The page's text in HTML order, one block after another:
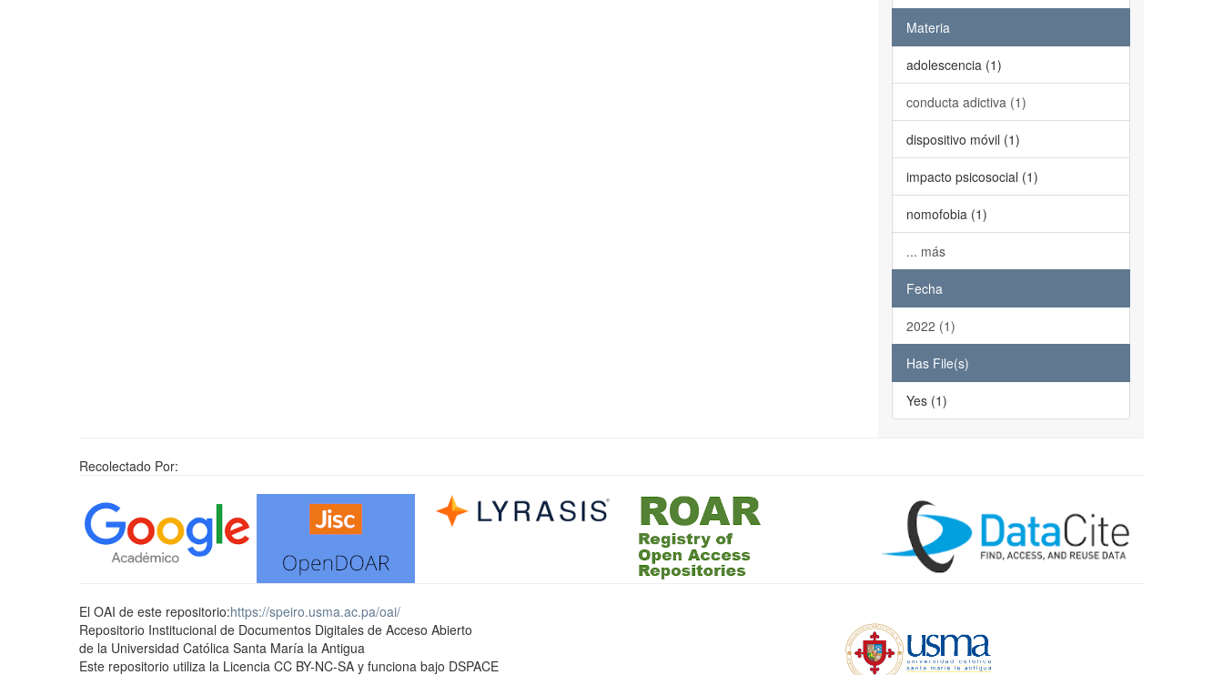
Materia
adolescencia (1)
conducta adictiva (1)
dispositivo móvil (1)
impacto psicosocial (1)
nomofobia (1)
... más
Fecha
2022 (1)
Has File(s)
Yes (1)
Recolectado Por:
El OAI de este repositorio:https://speiro.usma.ac.pa/oai/
Repositorio Institucional de Documentos Digitales de Acceso Abierto
de la Universidad Católica Santa María la Antigua
Este repositorio utiliza la Licencia CC BY-NC-SA y funciona bajo DSPACE